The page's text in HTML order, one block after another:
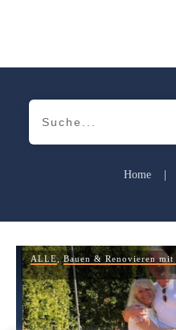
Home
ALLE,Bauen & Renovieren mit